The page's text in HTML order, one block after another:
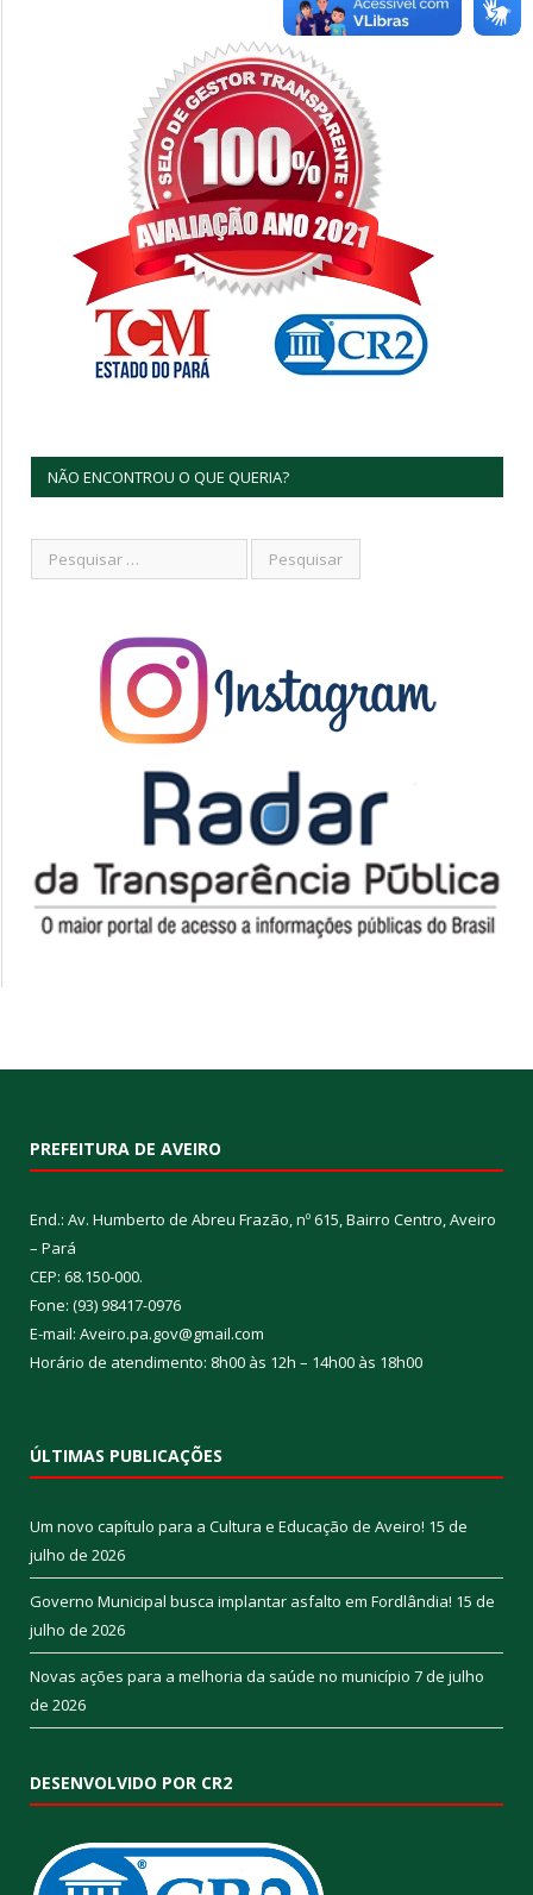
NÃO ENCONTROU O QUE QUERIA?
PREFEITURA DE AVEIRO
End.: Av. Humberto de Abreu Frazão, nº 615, Bairro Centro, Aveiro
– Pará
CEP: 68.150-000.
Fone: (93) 98417-0976
E-mail: Aveiro.pa.gov@gmail.com
Horário de atendimento: 8h00 às 12h – 14h00 às 18h00
ÚLTIMAS PUBLICAÇÕES
Um novo capítulo para a Cultura e Educação de Aveiro! 15 de
julho de 2026
Governo Municipal busca implantar asfalto em Fordlândia! 15 de
julho de 2026
Novas ações para a melhoria da saúde no município 7 de julho
de 2026
DESENVOLVIDO POR CR2